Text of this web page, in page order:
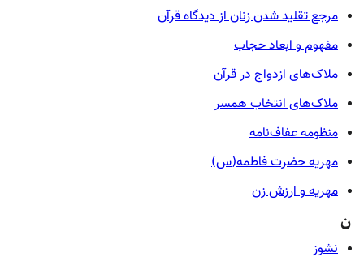
مرجع تقلید شدن زنان از دیدگاه قرآن
مفهوم و ابعاد حجاب
ملاک‌های ازدواج در قرآن
ملاک‌های انتخاب همسر
منظومه عفاف‌نامه
مهریه حضرت فاطمه(س)
مهریه و ارزش زن
ن
نشوز